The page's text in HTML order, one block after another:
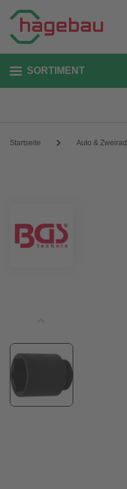
SORTIMENT
Startseite Auto & Zweirad